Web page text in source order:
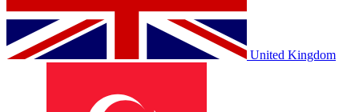
United Kingdom